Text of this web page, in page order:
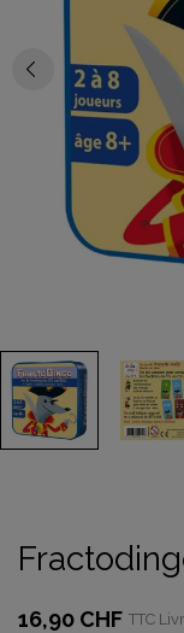
16,90 CHF TTC